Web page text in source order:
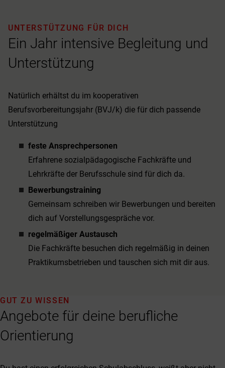
Ein Jahr intensive Begleitung und
Unterstützung
UNTERSTÜTZUNG FÜR DICH
Natürlich erhältst du im kooperativen
Berufsvorbereitungsjahr (BVJ/k) die für dich passende
Unterstützung
feste Ansprechpersonen
Erfahrene sozialpädagogische Fachkräfte und
Lehrkräfte der Berufsschule sind für dich da.
Bewerbungstraining
Gemeinsam schreiben wir Bewerbungen und bereiten
dich auf Vorstellungsgespräche vor.
regelmäßiger Austausch
Die Fachkräfte besuchen dich regelmäßig in deinen
Praktikumsbetrieben und tauschen sich mit dir aus.
Angebote für deine berufliche
Orientierung
GUT ZU WISSEN